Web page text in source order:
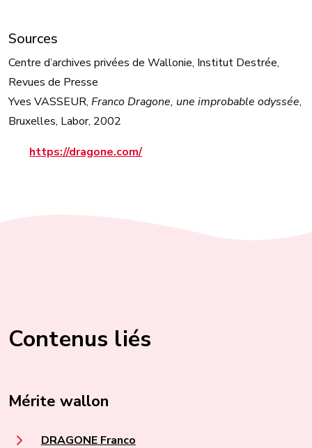
Sources
Centre d’archives privées de Wallonie, Institut Destrée,
Revues de Presse
Yves VASSEUR, Franco Dragone, une improbable odyssée,
Bruxelles, Labor, 2002
https://dragone.com/
Contenus liés
Mérite wallon
DRAGONE Franco